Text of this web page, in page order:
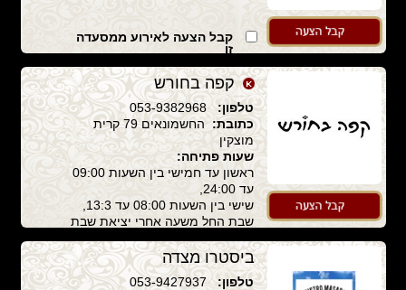
קבל הצעה לאירוע ממסעדה
זו
קפה בחורש
טלפון:053-9382968
כתובת:
החשמונאים 79 קרית
מוצקין
שעות פתיחה:
ראשון עד חמישי בין השעות 09:00
עד 24:00,
שישי בין השעות 08:00 עד 13:3,
שבת החל משעה אחרי יציאת שבת
עד 24:00
קבל הצעה לאירוע ממסעדה
זו
ביסטרו מצדה
טלפון:053-9427937